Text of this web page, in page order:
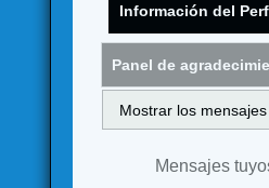
Información del
Panel de
Mostrar los
Mensajes